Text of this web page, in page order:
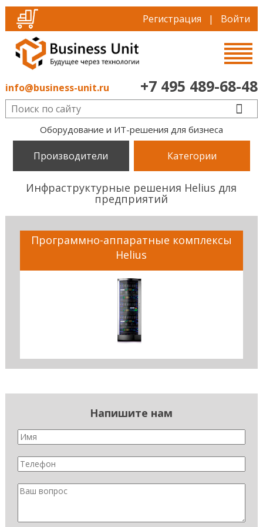
Регистрация | Войти
info@business-unit.ru +7 495 489-68-48
Оборудование и ИТ-решения для бизнеса
Производители Категории
Инфраструктурные решения Helius для
предприятий
Программно-аппаратные комплексы
Helius
Напишите нам